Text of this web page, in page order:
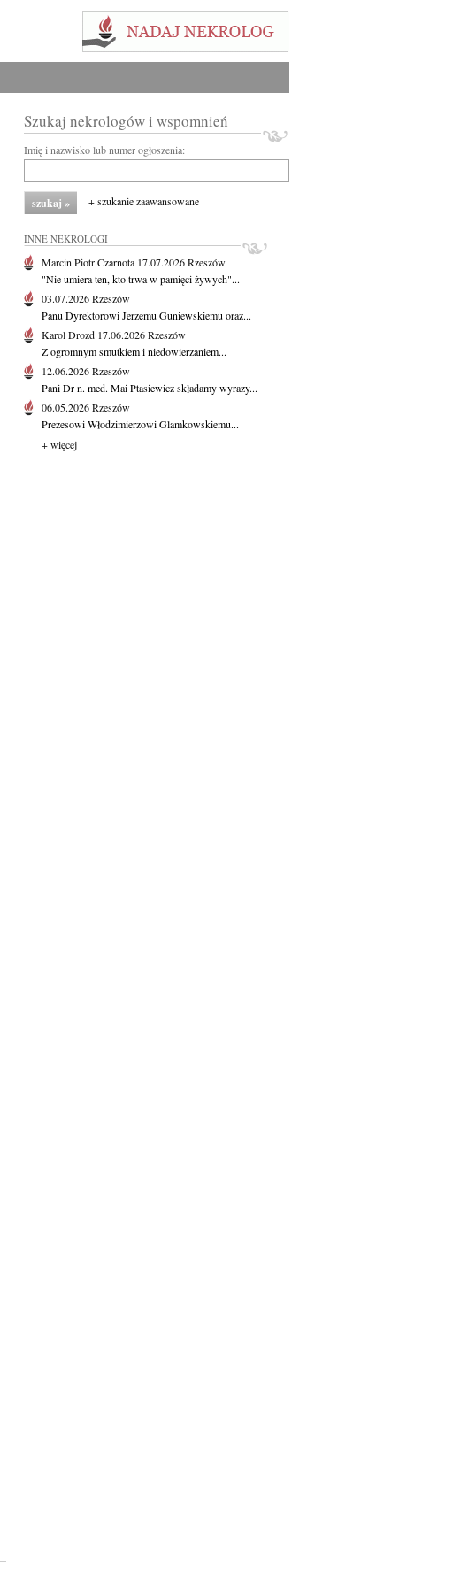
Szukaj nekrologów i wspomnień
Imię i nazwisko lub numer ogłoszenia:
+ szukanie zaawansowane
INNE NEKROLOGI
Marcin Piotr Czarnota 17.07.2026Rzeszów
"Nie umiera ten, kto trwa w pamięci żywych"...
03.07.2026Rzeszów
Panu Dyrektorowi Jerzemu Guniewskiemu oraz...
Karol Drozd 17.06.2026Rzeszów
Z ogromnym smutkiem i niedowierzaniem...
12.06.2026Rzeszów
Pani Dr n. med. Mai Ptasiewicz składamy wyrazy...
06.05.2026Rzeszów
Prezesowi Włodzimierzowi Glamkowskiemu...
+ więcej